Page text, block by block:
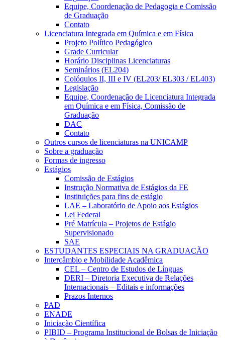
Equipe, Coordenação de Pedagogia e Comissão
de Graduação
Contato
Licenciatura Integrada em Química e em Física
Projeto Político Pedagógico
Grade Curricular
Horário Disciplinas Licenciaturas
Seminários (EL204)
Colóquios II, III e IV (EL203/ EL303 / EL403)
Legislação
Equipe, Coordenação de Licenciatura Integrada
em Química e em Física, Comissão de
Graduação
DAC
Contato
Outros cursos de licenciaturas na UNICAMP
Sobre a graduação
Formas de ingresso
Estágios
Comissão de Estágios
Instrução Normativa de Estágios da FE
Instituições para fins de estágio
LAE – Laboratório de Apoio aos Estágios
Lei Federal
Pré Matrícula – Projetos de Estágio
Supervisionado
SAE
ESTUDANTES ESPECIAIS NA GRADUAÇÃO
Intercâmbio e Mobilidade Acadêmica
CEL – Centro de Estudos de Línguas
DERI – Diretoria Executiva de Relações
Internacionais – Editais e informações
Prazos Internos
PAD
ENADE
Iniciação Científica
PIBID – Programa Institucional de Bolsas de Iniciação